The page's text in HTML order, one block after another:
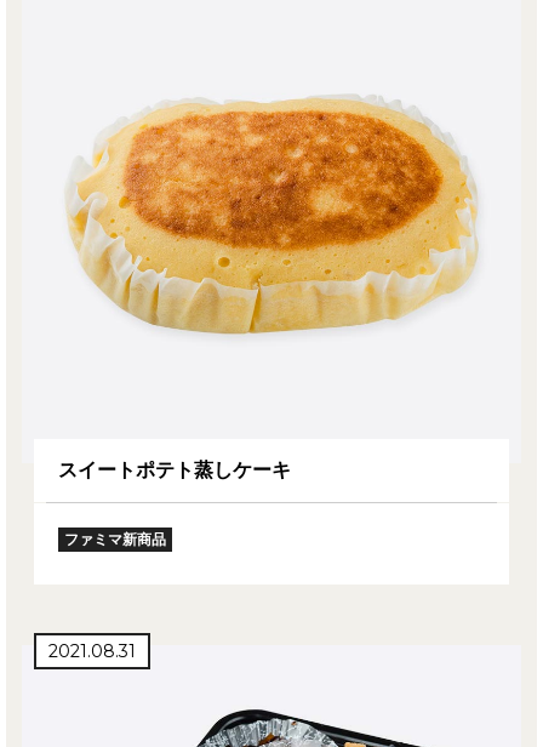
スイートポテト蒸しケーキ
ファミマ新商品
2021.08.31